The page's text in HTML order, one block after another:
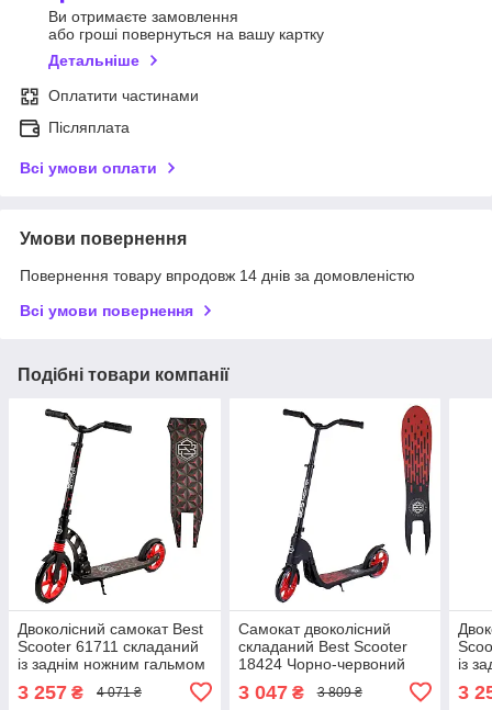
Ви отримаєте замовлення
або гроші повернуться на вашу картку
Детальніше
Оплатити частинами
Післяплата
Всі умови оплати
Умови повернення
Повернення товару впродовж 14 днів за домовленістю
Всі умови повернення
Подібні товари компанії
Двоколісний самокат Best
Scooter 61711 складаний
із заднім ножним гальмом
3 257 ₴ 4 071 ₴
Самокат двоколісний
складаний Best Scooter
18424 Чорно-червоний
3 047₴ 3 809 ₴
із
3